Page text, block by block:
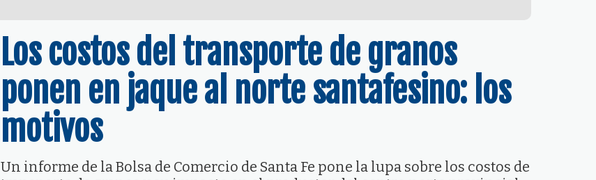
Los costos del transporte de granos
ponen en jaque al norte santafesino: los
motivos
Un informe de la Bolsa de Comercio de Santa Fe pone la lupa sobre los costos de